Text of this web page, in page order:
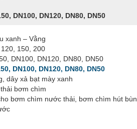
DN100, DN120, DN80, DN50
xanh – Vằng
150, 200
DN100, DN120, DN80, DN50
DN100, DN120, DN80, DN50
dây xả bạt mày xanh
bơm chìm
bơm chìm nước thải, bơm chìm hút bùn